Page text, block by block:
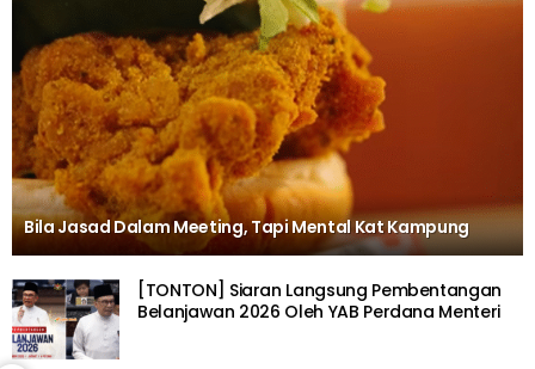
Bila Jasad Dalam Meeting, Tapi Mental Kat Kampung
[TONTON] Siaran Langsung Pembentangan
Belanjawan 2026 Oleh YAB Perdana Menteri